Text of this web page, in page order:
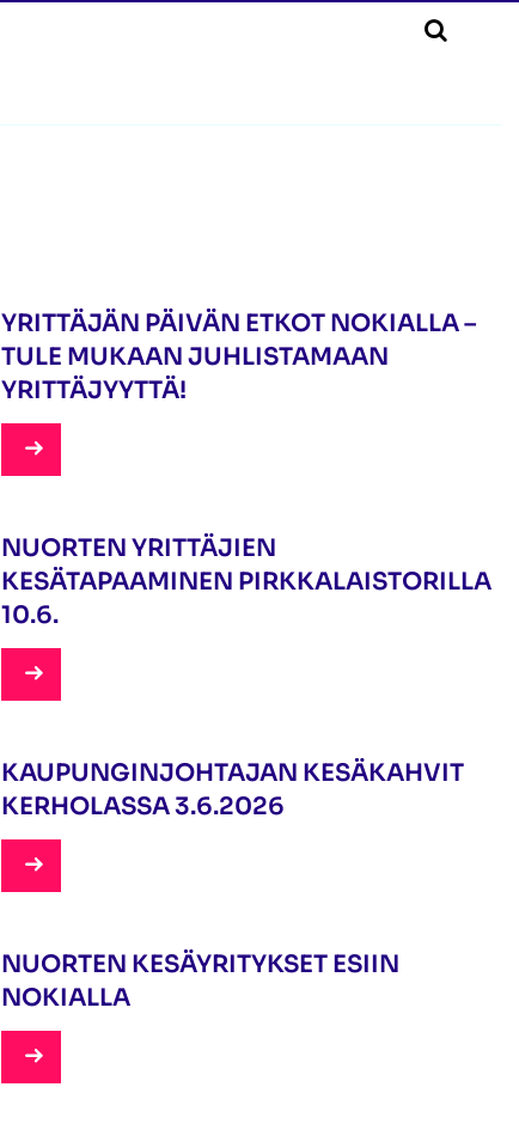
YRITTÄJÄN PÄIVÄN ETKOT NOKIALLA –
TULE MUKAAN JUHLISTAMAAN
YRITTÄJYYTTÄ!
NUORTEN YRITTÄJIEN
KESÄTAPAAMINEN PIRKKALAISTORILLA
10.6.
KAUPUNGINJOHTAJAN KESÄKAHVIT
KERHOLASSA 3.6.2026
NUORTEN KESÄYRITYKSET ESIIN
NOKIALLA